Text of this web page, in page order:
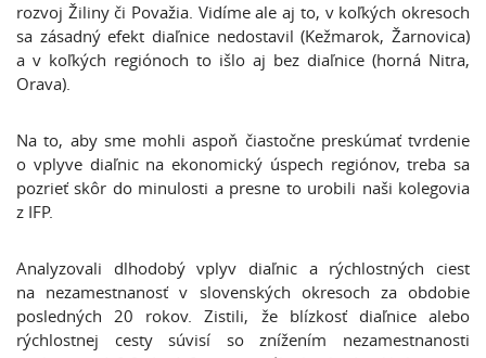
rozvoj Žiliny či Považia. Vidíme ale aj to, v koľkých okresoch
sa zásadný efekt diaľnice nedostavil (Kežmarok, Žarnovica)
a v koľkých regiónoch to išlo aj bez diaľnice (horná Nitra,
Orava).
Na to, aby sme mohli aspoň čiastočne preskúmať tvrdenie
o vplyve diaľnic na ekonomický úspech regiónov, treba sa
pozrieť skôr do minulosti a presne to urobili naši kolegovia
z IFP.
Analyzovali dlhodobý vplyv diaľnic a rýchlostných ciest
na nezamestnanosť v slovenských okresoch za obdobie
posledných 20 rokov. Zistili, že blízkosť diaľnice alebo
rýchlostnej cesty súvisí so znížením nezamestnanosti